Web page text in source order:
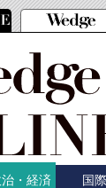
・経済 国際